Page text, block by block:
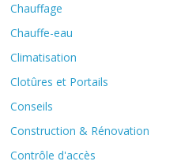
Chauffage
Chauffe-eau
Climatisation
Clotûres et Portails
Conseils
Construction & Rénovation
Contrôle d'accès